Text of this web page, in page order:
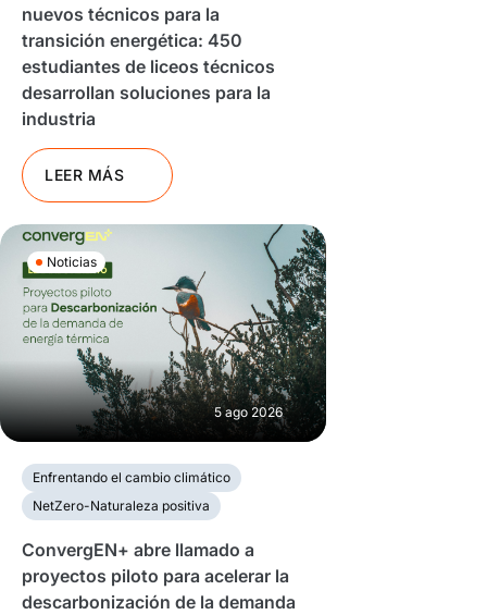
nuevos técnicos para la
transición energética: 450
estudiantes de liceos técnicos
desarrollan soluciones para la
industria
LEER MÁS
Noticias
5 ago 2026
Enfrentando el cambio climático
NetZero-Naturaleza positiva
ConvergEN+ abre llamado a
proyectos piloto para acelerar la
descarbonización de la demanda